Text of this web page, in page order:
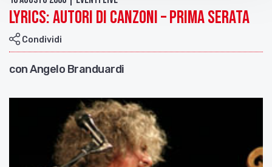
Lyrics: Autori di Canzoni – prima serata
Condividi
con Angelo Branduardi